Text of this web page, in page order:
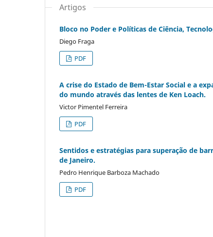
Artigos
Bloco no Poder e Políticas de Ciência,
Diego Fraga
PDF
A crise do Estado de Bem-Estar Social e a
do mundo através das lentes de Ken Loach.
Victor Pimentel Ferreira
PDF
Sentidos e estratégias para superação de
de Janeiro.
Pedro Henrique Barboza Machado
PDF